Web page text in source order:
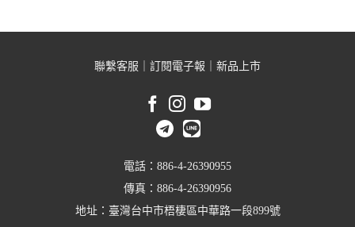
聯繫客服 訂閱電子報 新品上市
電話：886-4-26390955
傳真：886-4-26390956
地址：臺灣台中市梧棲區中華路一段899號